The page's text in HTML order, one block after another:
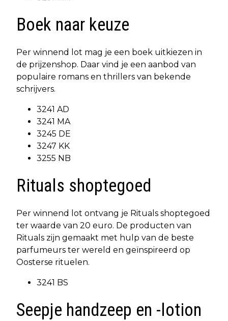
Boek naar keuze
Per winnend lot mag je een boek uitkiezen in
de prijzenshop. Daar vind je een aanbod van
populaire romans en thrillers van bekende
schrijvers.
3241 AD
3241 MA
3245 DE
3247 KK
3255 NB
Rituals shoptegoed
Per winnend lot ontvang je Rituals shoptegoed
ter waarde van 20 euro. De producten van
Rituals zijn gemaakt met hulp van de beste
parfumeurs ter wereld en geïnspireerd op
Oosterse rituelen.
3241 BS
Seepje handzeep en -lotion